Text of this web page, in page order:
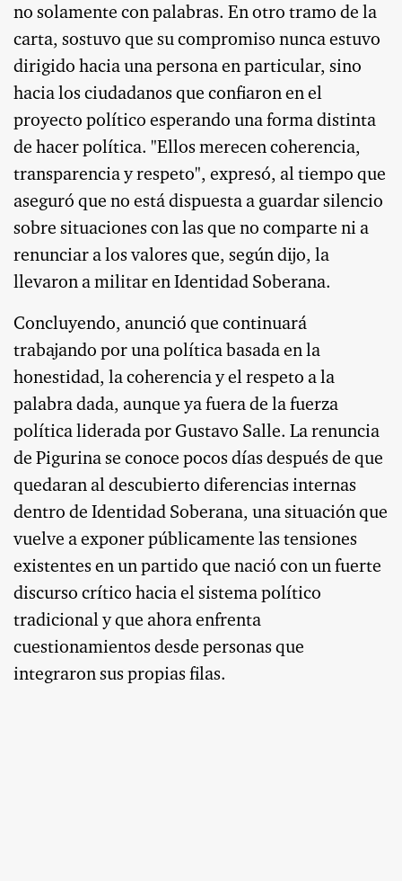
no solamente con palabras. En otro tramo de la
carta, sostuvo que su compromiso nunca estuvo
dirigido hacia una persona en particular, sino
hacia los ciudadanos que confiaron en el
proyecto político esperando una forma distinta
de hacer política. "Ellos merecen coherencia,
transparencia y respeto", expresó, al tiempo que
aseguró que no está dispuesta a guardar silencio
sobre situaciones con las que no comparte ni a
renunciar a los valores que, según dijo, la
llevaron a militar en Identidad Soberana.
Concluyendo, anunció que continuará
trabajando por una política basada en la
honestidad, la coherencia y el respeto a la
palabra dada, aunque ya fuera de la fuerza
política liderada por Gustavo Salle. La renuncia
de Pigurina se conoce pocos días después de que
quedaran al descubierto diferencias internas
dentro de Identidad Soberana, una situación que
vuelve a exponer públicamente las tensiones
existentes en un partido que nació con un fuerte
discurso crítico hacia el sistema político
tradicional y que ahora enfrenta
cuestionamientos desde personas que
integraron sus propias filas.